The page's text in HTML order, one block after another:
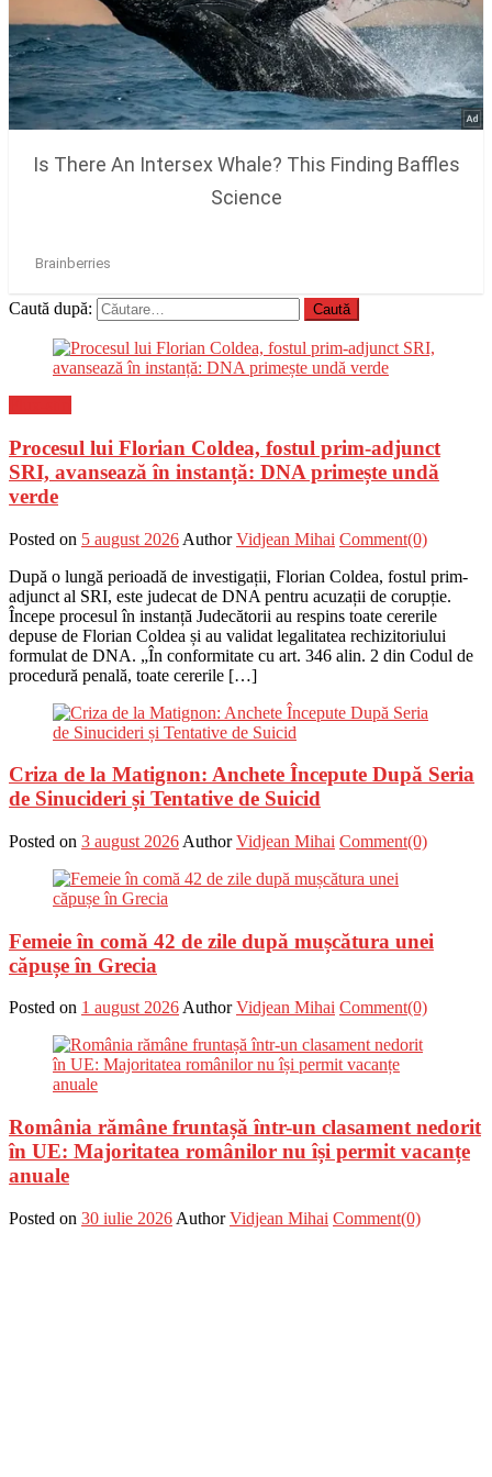
Caută după:
Procesul lui Florian Coldea, fostul prim-adjunct
SRI, avansează în instanță: DNA primește undă
verde
Posted on 5 august 2026 Author Vidjean Mihai Comment(0)
După o lungă perioadă de investigații, Florian Coldea, fostul prim-
adjunct al SRI, este judecat de DNA pentru acuzații de corupție.
Începe procesul în instanță Judecătorii au respins toate cererile
depuse de Florian Coldea și au validat legalitatea rechizitoriului
formulat de DNA. „În conformitate cu art. 346 alin. 2 din Codul de
procedură penală, toate cererile […]
Criza de la Matignon: Anchete Începute După Seria
de Sinucideri și Tentative de Suicid
Posted on 3 august 2026 Author Vidjean Mihai Comment(0)
Femeie în comă 42 de zile după mușcătura unei
căpușe în Grecia
Posted on 1 august 2026Author Vidjean Mihai Comment(0)
România rămâne fruntașă într-un clasament nedorit
în UE: Majoritatea românilor nu își permit vacanțe
anuale
Posted on 30 iulie 2026 Author Vidjean Mihai Comment(0)